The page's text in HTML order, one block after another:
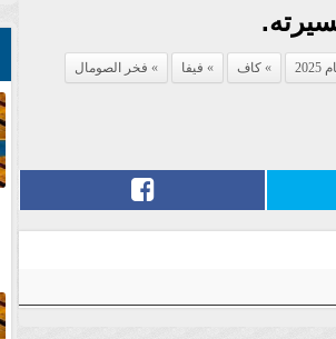
كاف فيفا
فخر الصومال